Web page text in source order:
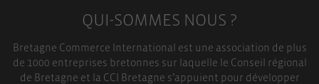
QUI-SOMMES NOUS ?
Bretagne Commerce International est une association de plus
de 1000 entreprises bretonnes sur laquelle le Conseil régional
de Bretagne et la CCI Bretagne s’appuient pour développer